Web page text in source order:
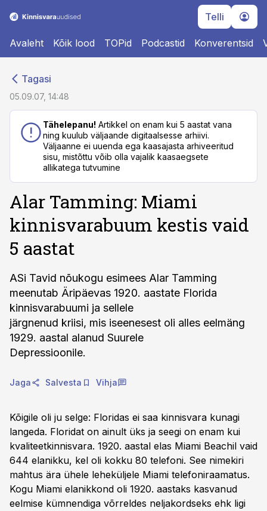
Telli
Avaleht Kõik lood TOPid Podcastid Konverentsid
Tagasi
05.09.07, 14:48
Tähelepanu! Artikkel on enam kui 5 aastat vana
ning kuulub väljaande digitaalsesse arhiivi.
Väljaanne ei uuenda ega kaasajasta arhiveeritud
sisu, mistõttu võib olla vajalik kaasaegsete
allikatega tutvumine
Alar Tamming: Miami
kinnisvarabuum kestis vaid
5 aastat
ASi Tavid nõukogu esimees Alar Tamming
meenutab Äripäevas 1920. aastate Florida
kinnisvarabuumi ja sellele
järgnenud kriisi, mis iseenesest oli alles eelmäng
1929. aastal alanud Suurele
Depressioonile.
Jaga Salvesta Vihja
Kõigile oli ju selge: Floridas ei saa kinnisvara kunagi
langeda. Floridat on ainult üks ja seegi on enam kui
kvaliteetkinnisvara. 1920. aastal elas Miami Beachil vaid
644 elanikku, kel oli kokku 80 telefoni. See nimekiri
mahtus ära ühele leheküljele Miami telefoniraamatus.
Kogu Miami elanikkond oli 1920. aastaks kasvanud
eelmise kümnendiga võrreldes neljakordseks ehk ligi